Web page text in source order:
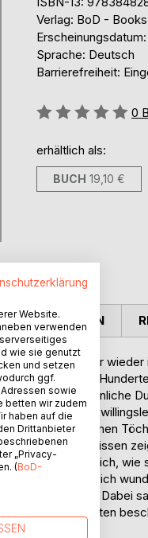
Verlag: BoD -
Erscheinungsdatum:
Sprache: Deutsch
Barrierefreiheit:
Bewertung::
0
erhältlich als:
BUCH 19,10 €
einen immer
der andere,
für das unzertrennliche
ganze bunte
- bis hin zu seinen
Erkenntnissen
macht er deutlich,
dass man sich
gesprochen. Dabei
mit Zwillingswelten
PRESSESTIMMEN
Website.
verwenden
wie sie genutzt
und setzen
ggf.
sowie
betten wir zudem
haben auf die
Drittanbieter
„Privacy-
(BoD-